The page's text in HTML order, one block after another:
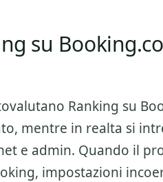
su
Ranking su
mentre in realta si
e admin. Quando il
impostazioni